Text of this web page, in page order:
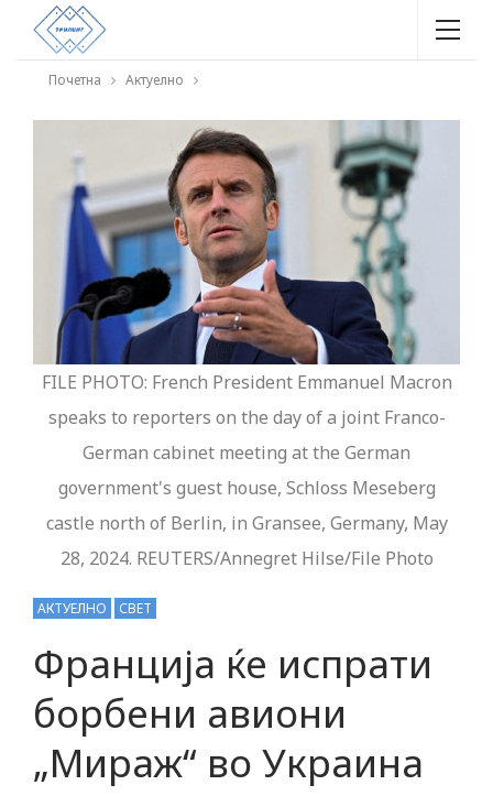
Почетна Актуелно
FILE PHOTO: French President Emmanuel Macron
speaks to reporters on the day of a joint Franco-
German cabinet meeting at the German
government's guest house, Schloss Meseberg
castle north of Berlin, in Gransee, Germany, May
28, 2024. REUTERS/Annegret Hilse/File Photo
АКТУЕЛНО СВЕТ
Франција ќе испрати
борбени авиони
„Мираж“ во Украина